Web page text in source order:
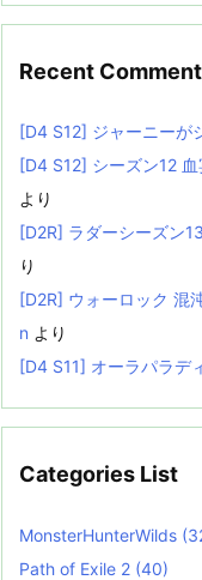
Recent
[D4 S12] ジャーニーが
[D4 S12] シーズン12
より
[D2R] ラダーシーズン
り
[D2R] ウォーロック 混
n より
[D4 S11] オーラパラデ
Categories List
MonsterHunterWilds
Path of Exile 2 (40)